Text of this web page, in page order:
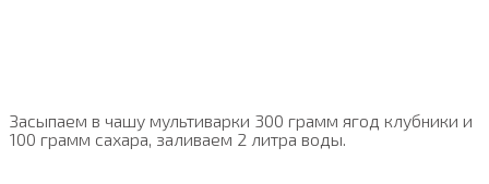
Засыпаем в чашу мультиварки 300 грамм ягод клубники и
100 грамм сахара, заливаем 2 литра воды.